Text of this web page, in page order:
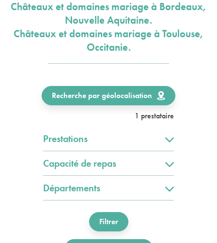
Châteaux et domaines mariage à Bordeaux,
Nouvelle Aquitaine.
Châteaux et domaines mariage à Toulouse,
Occitanie.
Recherche par géolocalisation
1 prestataire
Prestations
Capacité de repas
Départements
Filtrer